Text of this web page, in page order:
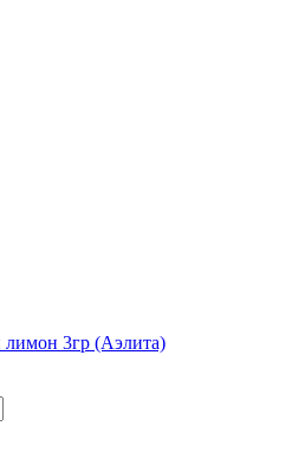
3гр (Аэлита)